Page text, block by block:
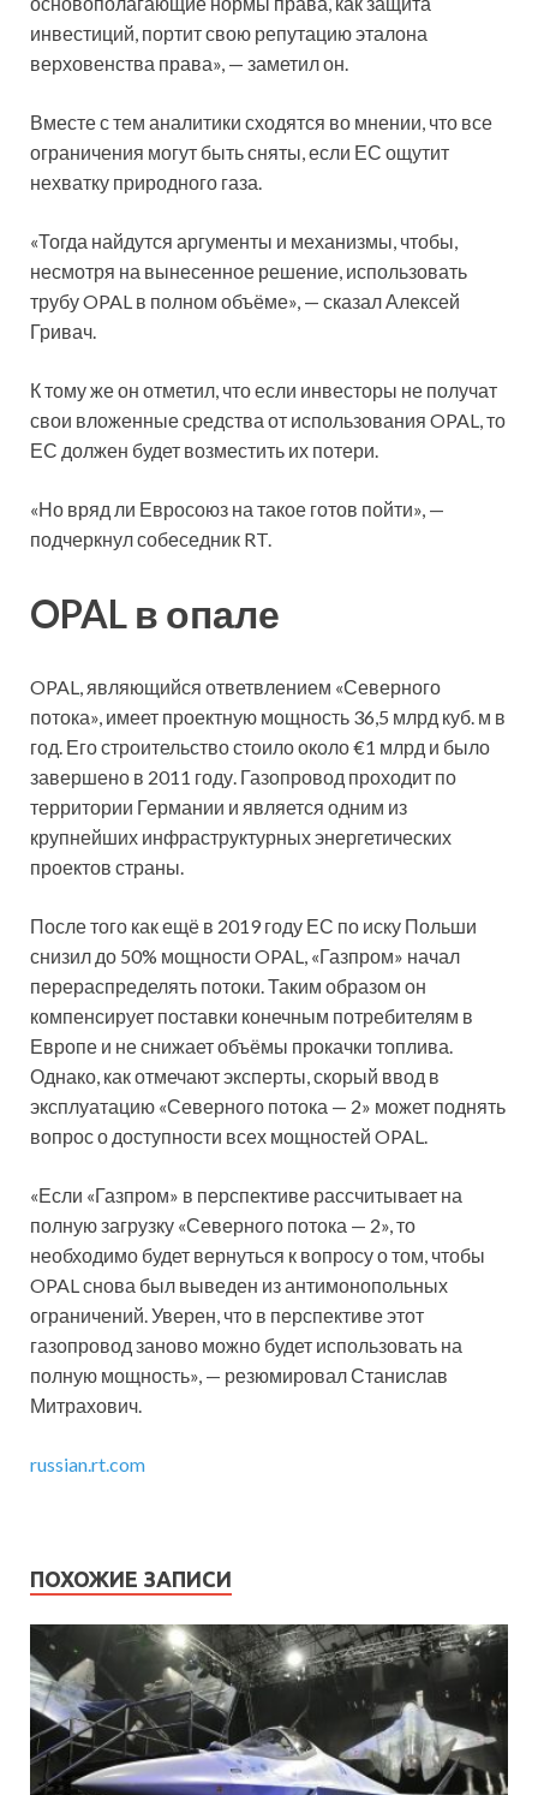
инвестиций, портит свою репутацию эталона
верховенства права», — заметил он.
Вместе с тем аналитики сходятся во мнении, что все
ограничения могут быть сняты, если ЕС ощутит
нехватку природного газа.
«Тогда найдутся аргументы и механизмы, чтобы,
несмотря на вынесенное решение, использовать
трубу OPAL в полном объёме», — сказал Алексей
Гривач.
К тому же он отметил, что если инвесторы не получат
свои вложенные средства от использования OPAL, то
ЕС должен будет возместить их потери.
«Но вряд ли Евросоюз на такое готов пойти», —
подчеркнул собеседник RT.
OPAL в опале
OPAL, являющийся ответвлением «Северного
потока», имеет проектную мощность 36,5 млрд куб. м в
год. Его строительство стоило около €1 млрд и было
завершено в 2011 году. Газопровод проходит по
территории Германии и является одним из
крупнейших инфраструктурных энергетических
проектов страны.
После того как ещё в 2019 году ЕС по иску Польши
снизил до 50% мощности OPAL, «Газпром» начал
перераспределять потоки. Таким образом он
компенсирует поставки конечным потребителям в
Европе и не снижает объёмы прокачки топлива.
Однако, как отмечают эксперты, скорый ввод в
эксплуатацию «Северного потока — 2» может поднять
вопрос о доступности всех мощностей OPAL.
«Если «Газпром» в перспективе рассчитывает на
полную загрузку «Северного потока — 2», то
необходимо будет вернуться к вопросу о том, чтобы
OPAL снова был выведен из антимонопольных
ограничений. Уверен, что в перспективе этот
газопровод заново можно будет использовать на
полную мощность», — резюмировал Станислав
Митрахович.
russian.rt.com
ПОХОЖИЕ ЗАПИСИ